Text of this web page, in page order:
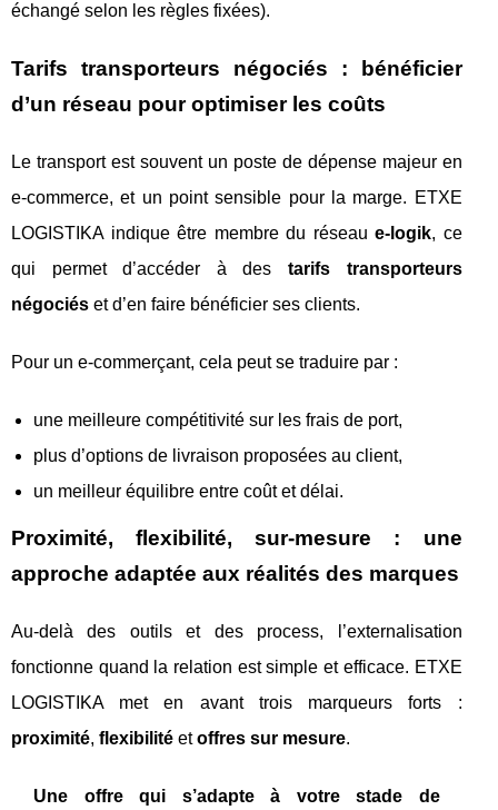
échangé selon les règles fixées).
Tarifs transporteurs négociés : bénéficier
d’un réseau pour optimiser les coûts
Le transport est souvent un poste de dépense majeur en
e-commerce, et un point sensible pour la marge. ETXE
LOGISTIKA indique être membre du réseaue-logik, ce
qui permet d’accéder à des tarifs transporteurs
négociés et d’en faire bénéficier ses clients.
Pour un e-commerçant, cela peut se traduire par :
une meilleure compétitivité sur les frais de port,
plus d’options de livraison proposées au client,
un meilleur équilibre entre coût et délai.
Proximité, flexibilité, sur-mesure : une
approche adaptée aux réalités des marques
Au-delà des outils et des process, l’externalisation
fonctionne quand la relation est simple et efficace. ETXE
LOGISTIKA met en avant trois marqueurs forts :
proximité, flexibilité etoffres sur mesure.
Une offre qui s’adapte à votre stade de